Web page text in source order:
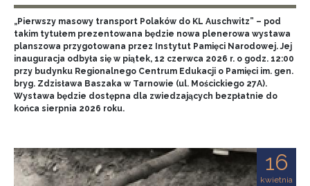
„Pierwszy masowy transport Polaków do KL Auschwitz” – pod
takim tytułem prezentowana będzie nowa plenerowa wystawa
planszowa przygotowana przez Instytut Pamięci Narodowej. Jej
inauguracja odbyła się w piątek, 12 czerwca 2026 r. o godz. 12:00
przy budynku Regionalnego Centrum Edukacji o Pamięci im. gen.
bryg. Zdzisława Baszaka w Tarnowie (ul. Mościckiego 27A).
Wystawa będzie dostępna dla zwiedzających bezpłatnie do
końca sierpnia 2026 roku.
16
kwietnia